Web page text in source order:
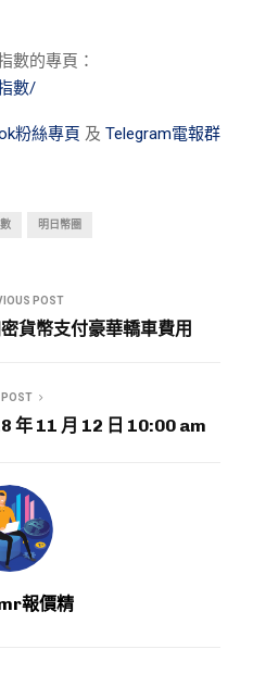
數的專頁：
數/
粉絲專頁 及 Telegram電報群
明日幣圈
POST
貨幣支付豪華轎車費用
POST
年 11 月 12 日 10:00 am
報價精